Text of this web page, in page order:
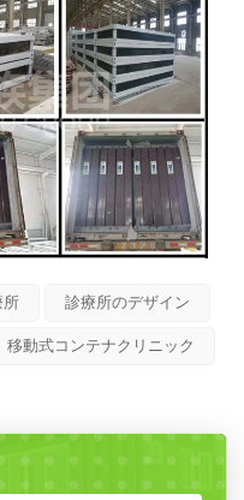
所 診療所のデザイン
移動式コンテナクリニック